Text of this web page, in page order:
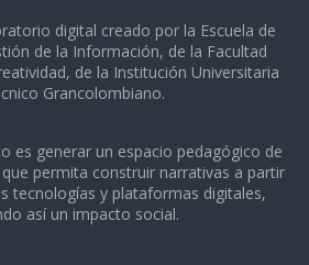
digital creado por la Escuela de
de la Información, de la Facultad
de la Institución Universitaria
Grancolombiano.​
es generar un espacio pedagógico de
permita construir narrativas a partir
tecnologías y plataformas digitales,
así un impacto social.